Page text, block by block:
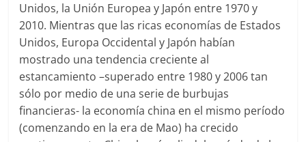
Unidos, la Unión Europea y Japón entre 1970 y
2010. Mientras que las ricas economías de Estados
Unidos, Europa Occidental y Japón habían
mostrado una tendencia creciente al
estancamiento –superado entre 1980 y 2006 tan
sólo por medio de una serie de burbujas
financieras- la economía china en el mismo período
(comenzando en la era de Mao) ha crecido